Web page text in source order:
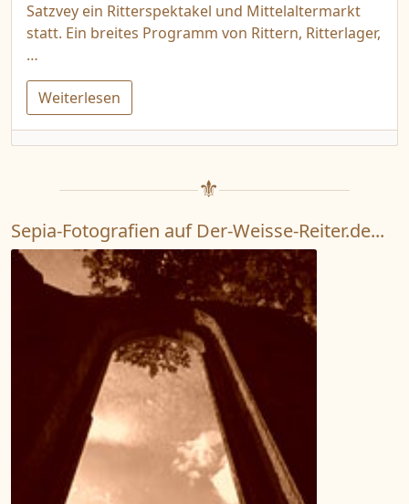
Satzvey ein Ritterspektakel und Mittelaltermarkt
statt. Ein breites Programm von Rittern, Ritterlager,
…
Weiterlesen
Sepia-Fotografien auf Der-Weisse-Reiter.de...